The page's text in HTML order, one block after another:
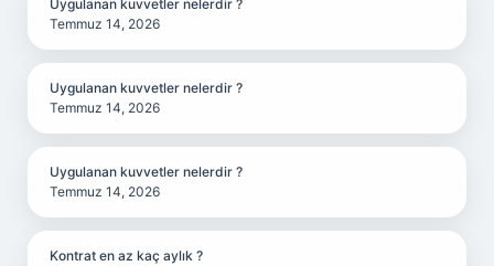
Uygulanan kuvvetler nelerdir ?
Temmuz 14, 2026
Uygulanan kuvvetler nelerdir ?
Temmuz 14, 2026
Uygulanan kuvvetler nelerdir ?
Temmuz 14, 2026
Kontrat en az kaç aylık ?